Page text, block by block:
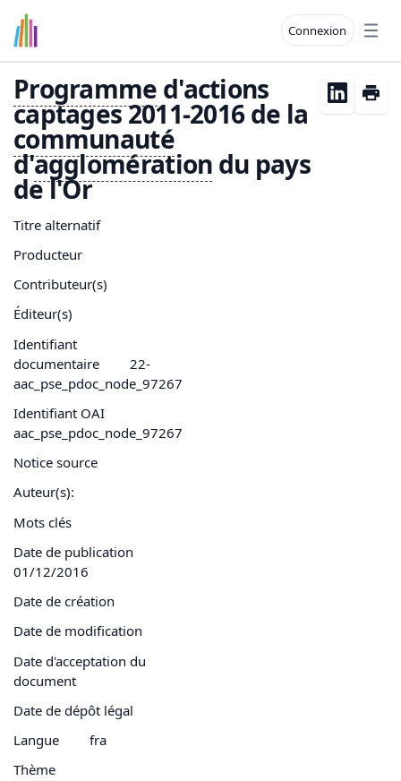
Connexion
Programme d'actions
captages 2011-2016 de la
communauté
d'agglomération du pays
de l'Or
Titre alternatif
Producteur
Contributeur(s)
Éditeur(s)
Identifiant
documentaire
22-
aac_pse_pdoc_node_97267
Identifiant OAI
aac_pse_pdoc_node_97267
Notice source
Auteur(s):
Mots clés
Date de publication
01/12/2016
Date de création
Date de modification
Date d'acceptation du
document
Date de dépôt légal
Langue
fra
Thème